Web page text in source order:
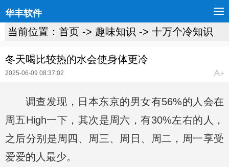
华丰软件
当前位置： 首页 -> 趣味知识 -> 十万个冷知识
冬天喝比较热的水会使身体更冷
2025-06-09 08:37:02
调查发现，日本东京的男女有56%的人会在
周五High一下，其次是周六，有30%左右的人，
之后分别是周四、周三、周日、周二，周一享受
爱爱的人最少。